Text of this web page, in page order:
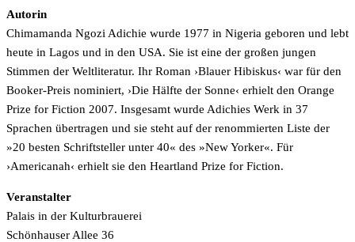
Autorin
Chimamanda Ngozi Adichie wurde 1977 in Nigeria geboren und lebt
heute in Lagos und in den USA. Sie ist eine der großen jungen
Stimmen der Weltliteratur. Ihr Roman ›Blauer Hibiskus‹ war für den
Booker-Preis nominiert, ›Die Hälfte der Sonne‹ erhielt den Orange
Prize for Fiction 2007. Insgesamt wurde Adichies Werk in 37
Sprachen übertragen und sie steht auf der renommierten Liste der
»20 besten Schriftsteller unter 40« des »New Yorker«. Für
›Americanah‹ erhielt sie den Heartland Prize for Fiction.
Veranstalter
Palais in der Kulturbrauerei
Schönhauser Allee 36